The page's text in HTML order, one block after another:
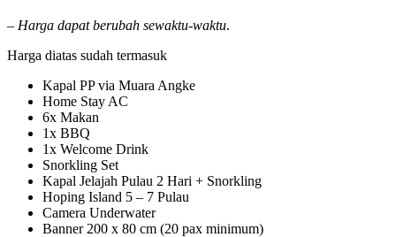
– Harga dapat berubah sewaktu-waktu.
Harga diatas sudah termasuk
Kapal PP via Muara Angke
Home Stay AC
6x Makan
1x BBQ
1x Welcome Drink
Snorkling Set
Kapal Jelajah Pulau 2 Hari + Snorkling
Hoping Island 5 – 7 Pulau
Camera Underwater
Banner 200 x 80 cm (20 pax minimum)